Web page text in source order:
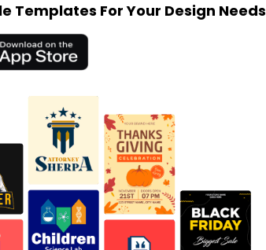
Templates For Your Design Needs